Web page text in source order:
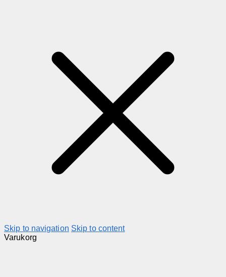
Skip to navigation Skip to content
Varukorg